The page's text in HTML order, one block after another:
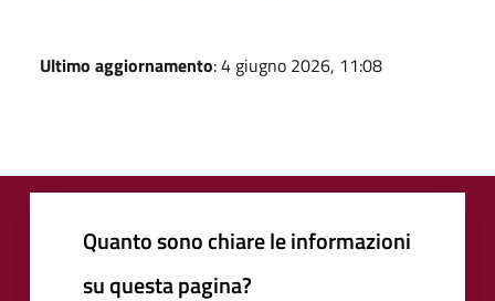
Ultimo aggiornamento: 4 giugno 2026, 11:08
Quanto sono chiare le informazioni
su questa pagina?